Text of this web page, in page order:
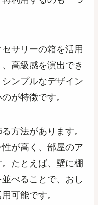
サリーの箱を活用
高級感を演出でき
ンプルなデザイン
が特徴です。
方法があります。
が高く、部屋のア
たとえば、壁に棚
べることで、おし
可能です。